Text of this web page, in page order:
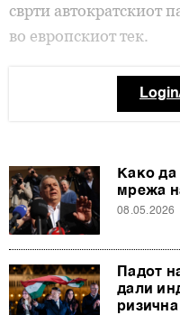
сврти автократскиот
во европскиот тек.
Како да
мрежа
08.05.2026
Падот
дали